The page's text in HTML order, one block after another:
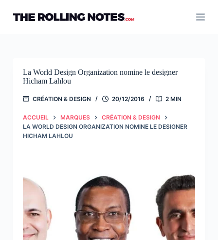
contenu
La World Design Organization nomine le designer
Hicham Lahlou
CRÉATION & DESIGN 20/12/2016 2 MIN
ACCUEIL MARQUES
CRÉATION & DESIGN
LA WORLD DESIGN ORGANIZATION NOMINE LE DESIGNER
HICHAM LAHLOU